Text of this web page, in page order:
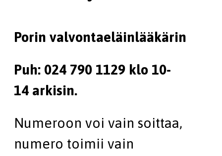
Porin valvontaeläinlääkärin
Puh: 024 790 1129 klo 10-
14 arkisin.
Numeroon voi vain soittaa,
numero toimii vain